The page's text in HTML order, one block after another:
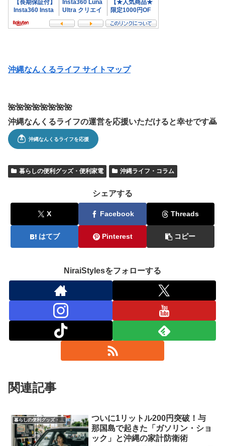
沖縄なんくるライフ サイトマップ
🌺🌺🌺🌺🌺🌺🌺🌺
沖縄なんくるライフの運営を応援いただけると幸せです🙇
暮らしの便利グッズ・便利家電 沖縄ライフ・コラム
シェアする
X Facebook Threads
はてブ Pinterest コピー
NiraiStylesをフォローする
関連記事
暮らしの便利グッズ・便利家電
ついに1リットル200円突破！与
那国島で起きた「ガソリン・ショ
ック」と沖縄の家計防衛術